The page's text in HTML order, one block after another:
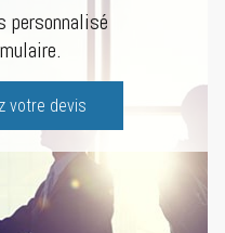
personnalisé
votre devis